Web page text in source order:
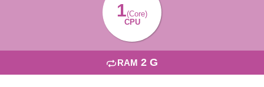
1(Core)
CPU
RAM 2 G